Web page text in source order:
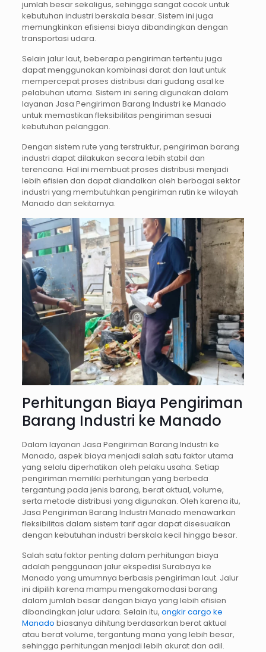
jumlah besar sekaligus, sehingga sangat cocok untuk
kebutuhan industri berskala besar. Sistem ini juga
memungkinkan efisiensi biaya dibandingkan dengan
transportasi udara.
Selain jalur laut, beberapa pengiriman tertentu juga
dapat menggunakan kombinasi darat dan laut untuk
mempercepat proses distribusi dari gudang asal ke
pelabuhan utama. Sistem ini sering digunakan dalam
layanan Jasa Pengiriman Barang Industri ke Manado
untuk memastikan fleksibilitas pengiriman sesuai
kebutuhan pelanggan.
Dengan sistem rute yang terstruktur, pengiriman barang
industri dapat dilakukan secara lebih stabil dan
terencana. Hal ini membuat proses distribusi menjadi
lebih efisien dan dapat diandalkan oleh berbagai sektor
industri yang membutuhkan pengiriman rutin ke wilayah
Manado dan sekitarnya.
Perhitungan Biaya Pengiriman
Barang Industri ke Manado
Dalam layanan Jasa Pengiriman Barang Industri ke
Manado, aspek biaya menjadi salah satu faktor utama
yang selalu diperhatikan oleh pelaku usaha. Setiap
pengiriman memiliki perhitungan yang berbeda
tergantung pada jenis barang, berat aktual, volume,
serta metode distribusi yang digunakan. Oleh karena itu,
Jasa Pengiriman Barang Industri Manado menawarkan
fleksibilitas dalam sistem tarif agar dapat disesuaikan
dengan kebutuhan industri berskala kecil hingga besar.
Salah satu faktor penting dalam perhitungan biaya
adalah penggunaan jalur ekspedisi Surabaya ke
Manado yang umumnya berbasis pengiriman laut. Jalur
ini dipilih karena mampu mengakomodasi barang
dalam jumlah besar dengan biaya yang lebih efisien
dibandingkan jalur udara. Selain itu, ongkir cargo ke
Manado biasanya dihitung berdasarkan berat aktual
atau berat volume, tergantung mana yang lebih besar,
sehingga perhitungan menjadi lebih akurat dan adil.